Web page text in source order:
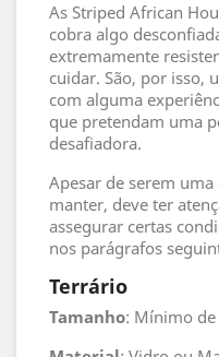
As Striped African
cobra algo
extremamente
cuidar. São, por isso,
com alguma
que pretendam uma
desafiadora.
Apesar de serem
manter, deve ter
assegurar certas
nos parágrafos
Terrário
Tamanho: Mínimo de